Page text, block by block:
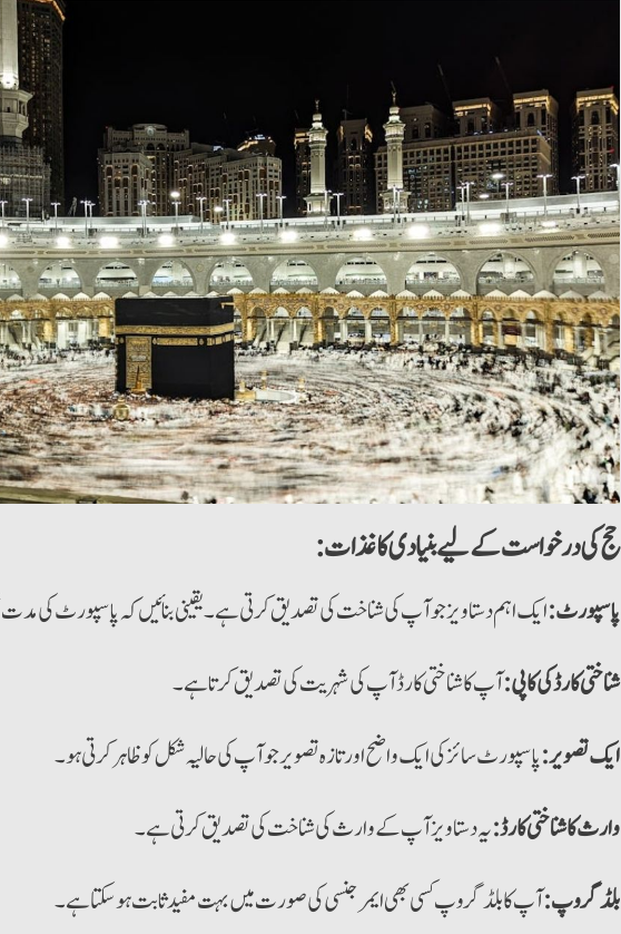
:حج کی درخواست کے لیے بنیادی کاغذات
پاسپورٹ:ایک اہم دستاویز جو آپ کی شناخت کی تصدیق کرتی ہے۔ یقینی بنائیں کہ پاسپورٹ کی مدت ختم ہونے سے پہلے
شناختی کارڈ کی کاپی:آپ کا شناختی کارڈ آپ کی شہریت کی تصدیق کرتا ہے۔
ایک تصویر:پاسپورٹ سائز کی ایک واضح اور تازہ تصویر جو آپ کی حالیہ شکل کو ظاہر کرتی ہو۔
وارث کا شناختی کارڈ:یہ دستاویز آپ کے وارث کی شناخت کی تصدیق کرتی ہے۔
بلڈ گروپ:آپ کا بلڈ گروپ کسی بھی ایمرجنسی کی صورت میں بہت مفید ثابت ہو سکتا ہے۔